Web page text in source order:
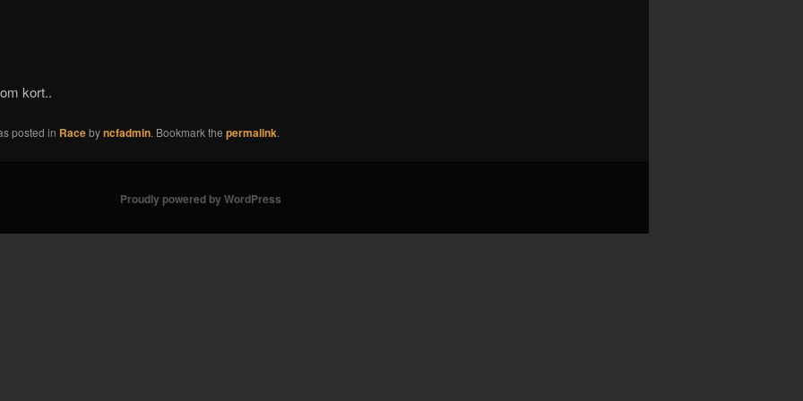
kort..
posted in Racebyncfadmin. Bookmark the permalink.
Proudly powered by WordPress